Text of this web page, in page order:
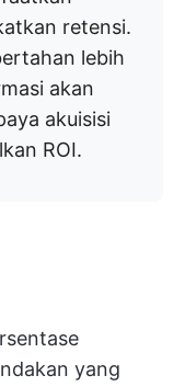
retensi.
lebih
akan
akuisisi
ROI.
yang